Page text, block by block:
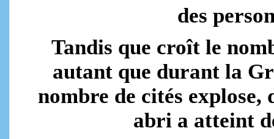
des
Tandis que croît le
autant que durant la
nombre de cités explose,
abri a atteint